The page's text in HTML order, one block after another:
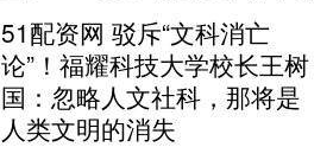
51配资网 驳斥“文科消亡
论”！福耀科技大学校长王树
国：忽略人文社科，那将是
人类文明的消失